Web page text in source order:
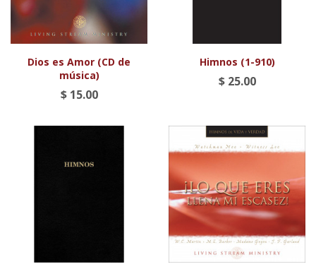
Dios es Amor (CD de
música)
$ 15.00
Himnos (1-910)
$ 25.00